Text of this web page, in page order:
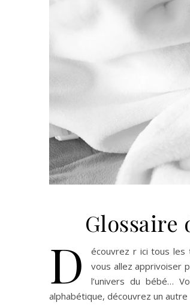
Glossaire
D
écouvrez r ici tous les
vous allez apprivoiser
l’univers du bébé…
alphabétique, découvrez un